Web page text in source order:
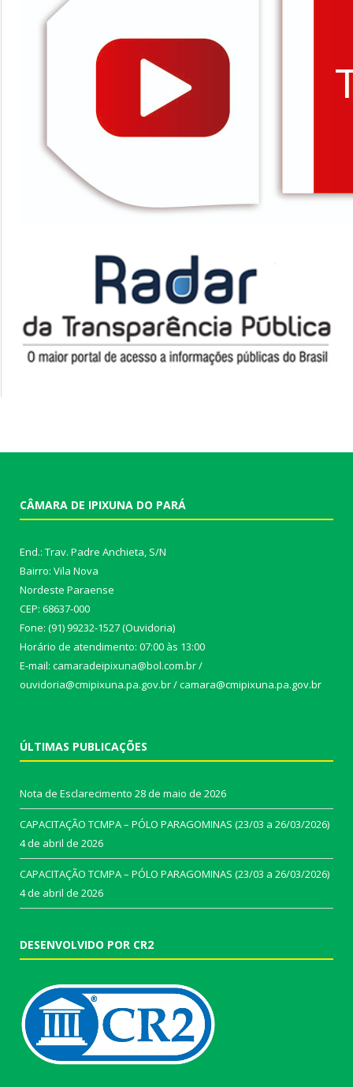
CÂMARA DE IPIXUNA DO PARÁ
End.: Trav. Padre Anchieta, S/N
Bairro: Vila Nova
Nordeste Paraense
CEP: 68637-000
Fone: (91) 99232-1527 (Ouvidoria)
Horário de atendimento: 07:00 às 13:00
E-mail: camaradeipixuna@bol.com.br /
ouvidoria@cmipixuna.pa.gov.br / camara@cmipixuna.pa.gov.br
ÚLTIMAS PUBLICAÇÕES
Nota de Esclarecimento 28 de maio de 2026
CAPACITAÇÃO TCMPA – PÓLO PARAGOMINAS (23/03 a 26/03/2026)
4 de abril de 2026
CAPACITAÇÃO TCMPA – PÓLO PARAGOMINAS (23/03 a 26/03/2026)
4 de abril de 2026
DESENVOLVIDO POR CR2